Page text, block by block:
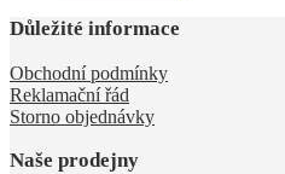
Důležité informace
Obchodní podmínky
Reklamační řád
Storno objednávky
Naše prodejny